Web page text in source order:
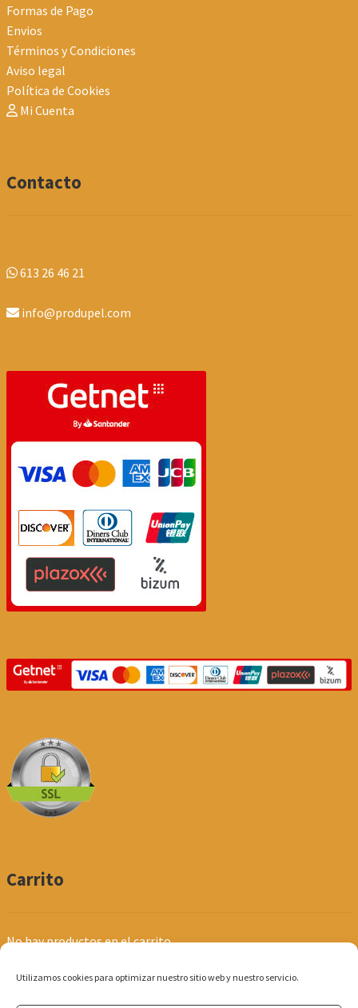
Utilizamos cookies para optimizar nuestro sitio web y nuestro servicio.
Formas de Pago
Envios
Términos y Condiciones
Aviso legal
Política de Cookies
Mi Cuenta
Contacto
613 26 46 21
info@produpel.com
Carrito
No hay productos en el carrito.